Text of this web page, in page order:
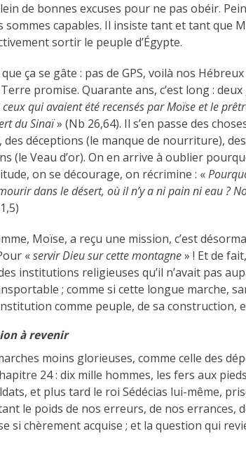
de bonnes excuses pour ne pas obéir.
sommes capables. Il insiste tant et tant que
sortir le peuple d’Égypte.
ça se gâte : pas de GPS, voilà nos
promise. Quarante ans, c’est long :
qui avaient été recensés par Moïse et le
du Sinaï» (Nb 26,64). Il s’en passe des
déceptions (le manque de nourriture),
(le Veau d’or). On en arrive à oublier
on se décourage, on récrimine : «
dans le désert, où il n’y a ni pain ni eau ?
Moïse, a reçu une mission, c’est
«servir Dieu sur cette montagne» ! Et de
institutions religieuses qu’il n’avait pas
; comme si cette longue marche,
comme peuple, de sa construction,
à revenir
moins glorieuses, comme celle des
24 : dix mille hommes, les fers aux
et plus tard le roi Sédécias lui-même,
le poids de nos erreurs, de nos errances,
si chèrement acquise ; et la question qui